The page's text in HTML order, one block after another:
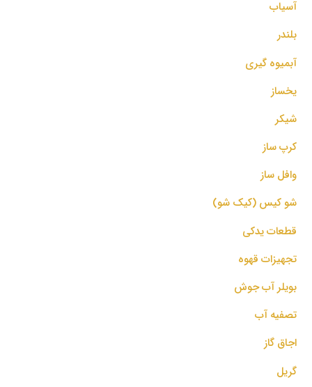
آسیاب
بلندر
آبمیوه گیری
یخساز
شیکر
کرپ ساز
وافل ساز
شو کیس (کیک شو)
قطعات یدکی
تجهیزات قهوه
بویلر آب جوش
تصفیه آب
اجاق گاز
گریل